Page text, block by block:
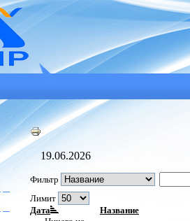
19.06.2026
Фильтр
Лимит
Дата
Название